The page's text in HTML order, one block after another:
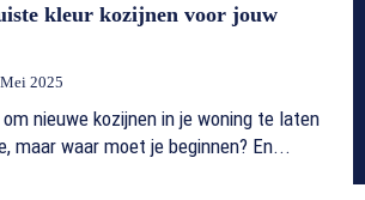
kleur kozijnen voor jouw
2025
nieuwe kozijnen in je woning te laten
maar waar moet je beginnen? En...